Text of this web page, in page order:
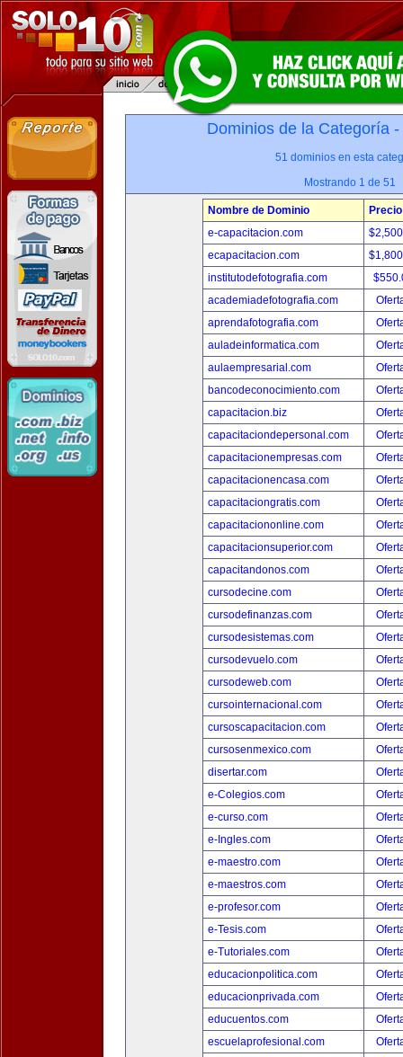
Dominios de la Categoría -
51 dominios en esta
Mostrando 1 de 51
Nombre de Dominio
Precio
e-capacitacion.com
ecapacitacion.com
institutodefotografia.com
academiadefotografia.com
aprendafotografia.com
auladeinformatica.com
aulaempresarial.com
bancodeconocimiento.com
capacitacion.biz
capacitaciondepersonal.com
capacitacionempresas.com
capacitacionencasa.com
capacitaciongratis.com
capacitaciononline.com
capacitacionsuperior.com
capacitandonos.com
cursodecine.com
cursodefinanzas.com
cursodesistemas.com
cursodevuelo.com
cursodeweb.com
cursointernacional.com
cursoscapacitacion.com
cursosenmexico.com
disertar.com
e-Colegios.com
e-curso.com
e-Ingles.com
e-maestro.com
e-maestros.com
e-profesor.com
e-Tesis.com
e-Tutoriales.com
educacionpolitica.com
educacionprivada.com
educuentos.com
escuelaprofesional.com